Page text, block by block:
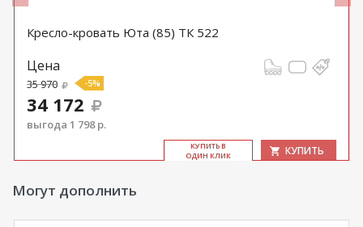
Кресло-кровать Юта (85) ТК 522
Цена
35 970 -5%
34 172
выгода 1 798 р.
КУ­ПИТЬ В
ОДИН КЛИК
КУПИТЬ
Могут дополнить